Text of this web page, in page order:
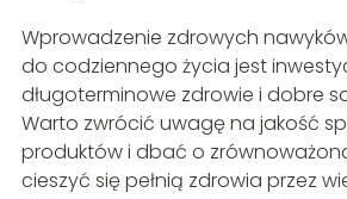
Wprowadzenie zdrowych
do codziennego życia jest
długoterminowe zdrowie i dobre
Warto zwrócić uwagę na jakość
produktów i dbać o
cieszyć się pełnią zdrowia przez